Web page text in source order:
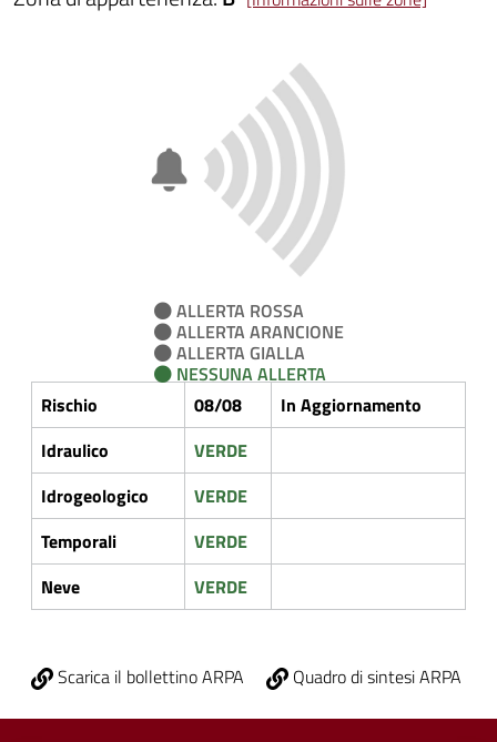
ALLERTA ROSSA
ALLERTA ARANCIONE
ALLERTA GIALLA
NESSUNA ALLERTA
Rischio
08/08
In Aggiornamento
Idraulico
VERDE
Idrogeologico
VERDE
Temporali
VERDE
Neve
VERDE
Scarica il bollettino ARPA Quadro di sintesi ARPA